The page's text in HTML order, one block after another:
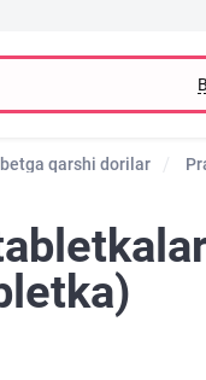
qarshi dorilar